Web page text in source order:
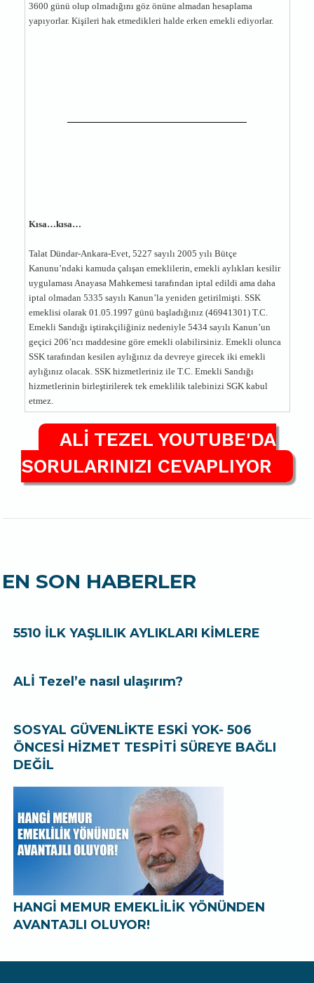
3600 günü olup olmadığını göz önüne almadan hesaplama
yapıyorlar. Kişileri hak etmedikleri halde erken emekli ediyorlar.
Kısa…kısa…
Talat Dündar-Ankara-Evet, 5227 sayılı 2005 yılı Bütçe
Kanunu’ndaki kamuda çalışan emeklilerin, emekli aylıkları kesilir
uygulaması Anayasa Mahkemesi tarafından iptal edildi ama daha
iptal olmadan 5335 sayılı Kanun’la yeniden getirilmişti. SSK
emeklisi olarak 01.05.1997 günü başladığınız (46941301) T.C.
Emekli Sandığı iştirakçiliğiniz nedeniyle 5434 sayılı Kanun’un
geçici 206’ncı maddesine göre emekli olabilirsiniz. Emekli olunca
SSK tarafından kesilen aylığınız da devreye girecek iki emekli
aylığınız olacak. SSK hizmetleriniz ile T.C. Emekli Sandığı
hizmetlerinin birleştirilerek tek emeklilik talebinizi SGK kabul
etmez.
ALİ TEZEL YOUTUBE'DA
SORULARINIZI CEVAPLIYOR
EN SON HABERLER
5510 İLK YAŞLILIK AYLIKLARI KİMLERE
ALİ Tezel’e nasıl ulaşırım?
SOSYAL GÜVENLİKTE ESKİ YOK- 506
ÖNCESİ HİZMET TESPİTİ SÜREYE BAĞLI
DEĞİL
HANGİ MEMUR EMEKLİLİK YÖNÜNDEN
AVANTAJLI OLUYOR!